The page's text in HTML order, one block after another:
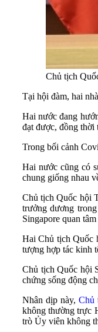
Chủ tịch
Tại hội đàm, hai
Hai nước đang
đạt được, đồng thời
Trong bối cảnh
Hai nước cũng có
chung giống nhau
Chủ tịch Quốc hội
trưởng dương
Singapore quan
Hai Chủ tịch Quốc
tượng hợp tác kinh
Chủ tịch Quốc hội
chứng sống động
Nhân dịp này, Chủ
không thường trực
trò Ủy viên không